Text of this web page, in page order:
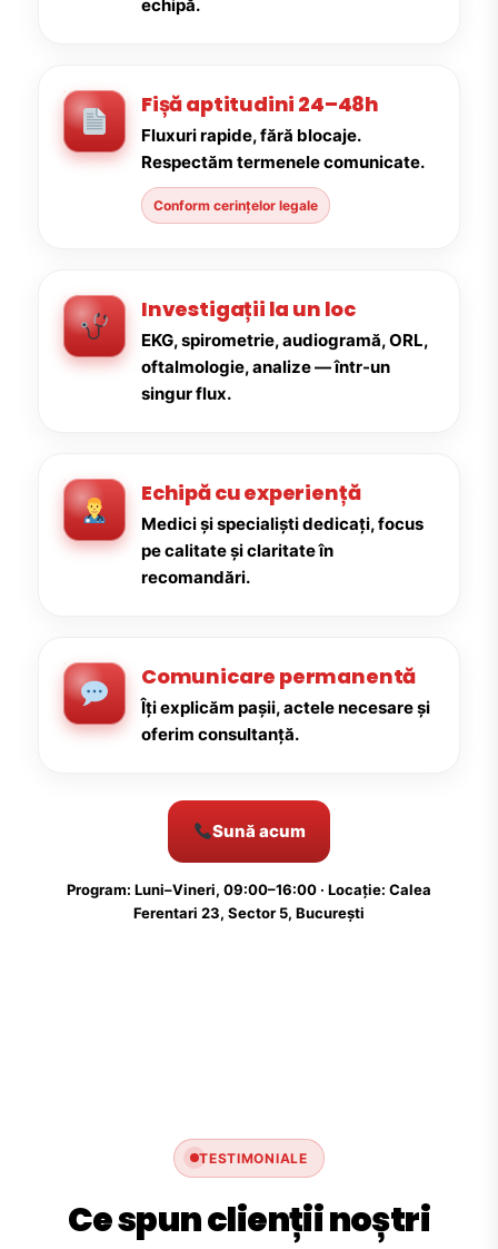
echipă.
Fișă aptitudini 24–48h
Fluxuri rapide, fără blocaje.
Respectăm termenele comunicate.
Conform cerințelor legale
Investigații la un loc
EKG, spirometrie, audiogramă, ORL,
oftalmologie, analize — într-un
singur flux.
Echipă cu experiență
Medici și specialiști dedicați, focus
pe calitate și claritate în
recomandări.
Comunicare permanentă
Îți explicăm pașii, actele necesare și
oferim consultanță.
Sună acum
Program: Luni–Vineri, 09:00–16:00 · Locație: Calea
Ferentari 23, Sector 5, București
TESTIMONIALE
Ce spun clienții noștri